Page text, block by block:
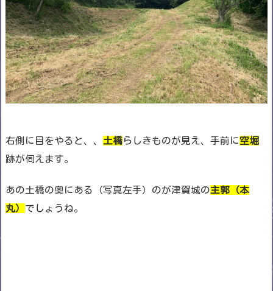
右側に目をやると、、 土橋らしきものが見え、手前に空堀
跡が伺えます。
あの土橋の奥にある（写真左手）のが津賀城の主郭（本
丸） でしょうね。